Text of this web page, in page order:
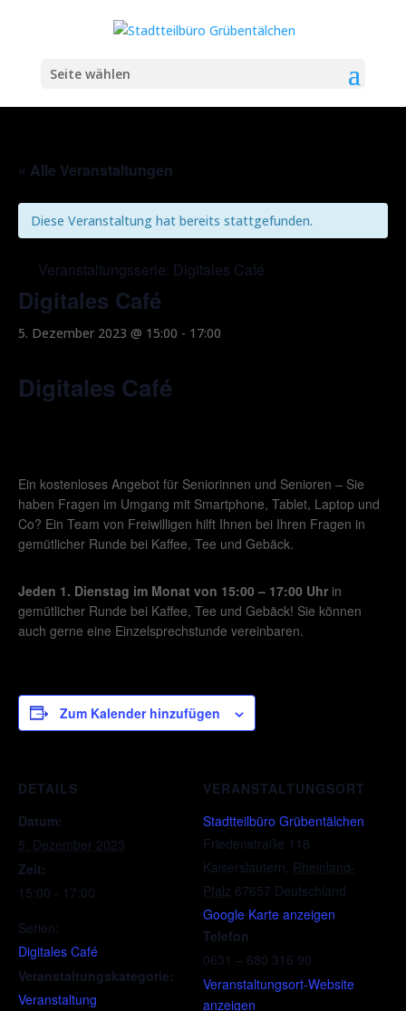
Seite wählen
« Alle Veranstaltungen
Diese Veranstaltung hat bereits stattgefunden.
Veranstaltungsserie: Digitales Café
Digitales Café
5. Dezember 2023 @ 15:00 - 17:00
Digitales Café
Ein kostenloses Angebot für Seniorinnen und Senioren – Sie
haben Fragen im Umgang mit Smartphone, Tablet, Laptop und
Co? Ein Team von Freiwilligen hilft Ihnen bei Ihren Fragen in
gemütlicher Runde bei Kaffee, Tee und Gebäck.
Jeden 1. Dienstag im Monat von 15:00 – 17:00 Uhr in
gemütlicher Runde bei Kaffee, Tee und Gebäck! Sie können
auch gerne eine Einzelsprechstunde vereinbaren.
Zum Kalender hinzufügen
DETAILS
Datum:
5. Dezember 2023
Zeit:
15:00 - 17:00
Serien:
Digitales Café
Veranstaltungskategorie:
Veranstaltung
VERANSTALTUNGSORT
Stadtteilbüro Grübentälchen
Friedenstraße 118
Kaiserslautern Rheinland-
Pfalz 67657 Deutschland
Google Karte anzeigen
Telefon
0631 – 680 316 90
Veranstaltungsort-Website
anzeigen